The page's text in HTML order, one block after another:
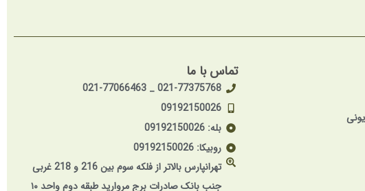
تماس با ما
021-77375768 _ 021-77066463
09192150026
بله: 09192150026
روبیکا: 09192150026
تهرانپارس بالاتر از فلکه سوم بین 216 و 218 غربی
جنب بانک صادرات برج مروارید طبقه دوم واحد ۱۰